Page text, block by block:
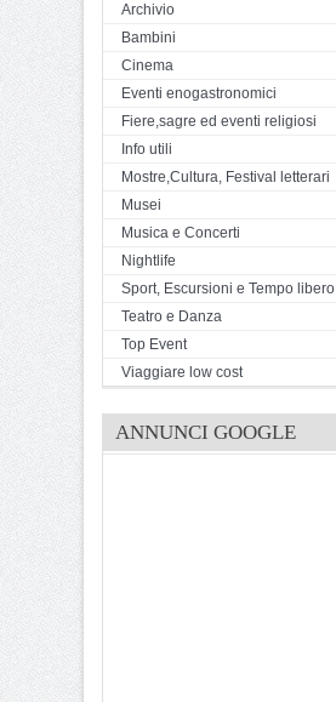
Archivio
Bambini
Cinema
Eventi enogastronomici
Fiere,sagre ed eventi religiosi
Info utili
Mostre,Cultura, Festival letterari
Musei
Musica e Concerti
Nightlife
Sport, Escursioni e Tempo libero
Teatro e Danza
Top Event
Viaggiare low cost
ANNUNCI GOOGLE